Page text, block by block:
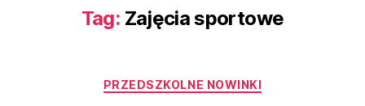
Tag: Zajęcia sportowe
PRZEDSZKOLNE NOWINKI